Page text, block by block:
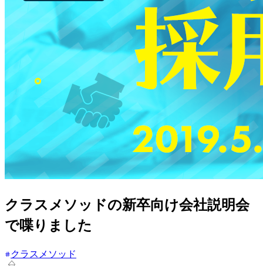
クラスメソッドの新卒向け会社説明会
で喋りました
クラスメソッド